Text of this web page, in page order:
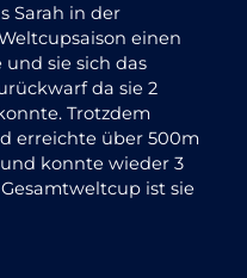
Sarah in der
einen
sie sich das
da sie 2
Trotzdem
erreichte über 500m
konnte wieder 3
ist sie